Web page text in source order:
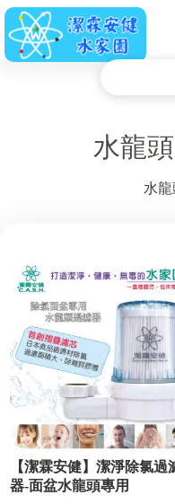
水龍
水
【潔霖安健】潔淨除氯過
器-面盆水龍頭專用